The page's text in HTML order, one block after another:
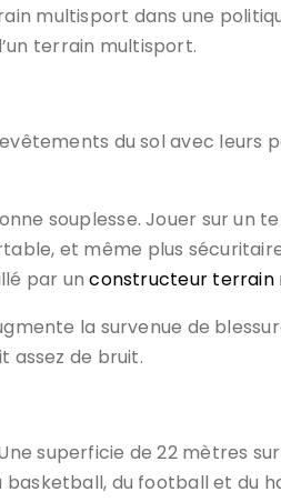
multisport dans une
terrain multisport.
du sol avec leurs
souplesse. Jouer sur un
et même plus
par unconstructeur terrain
la survenue de
assez de bruit.
superficie de 22 mètres
du football et du